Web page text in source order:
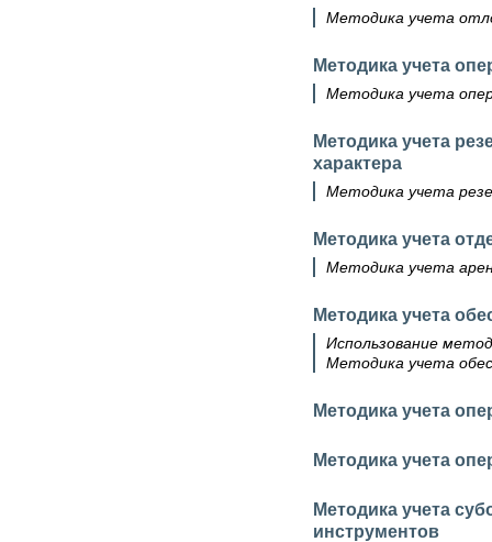
Методика учета
Методика учета
Методика учета
Методика учета
характера
Методика учета
Методика учета
Методика учета
Методика учета
Использование
Методика учета
Методика учета
Методика учета
Методика учета
инструментов